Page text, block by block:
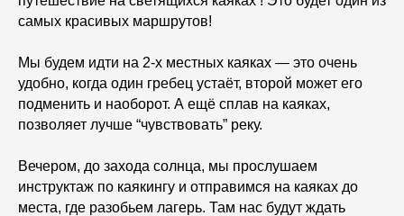
самых красивых маршрутов!
Мы будем идти на 2-х местных каяках — это очень
удобно, когда один гребец устаёт, второй может его
подменить и наоборот. А ещё сплав на каяках,
позволяет лучше “чувствовать” реку.
Вечером, до захода солнца, мы прослушаем
инструктаж по каякингу и отправимся на каяках до
места, где разобьем лагерь. Там нас будут ждать